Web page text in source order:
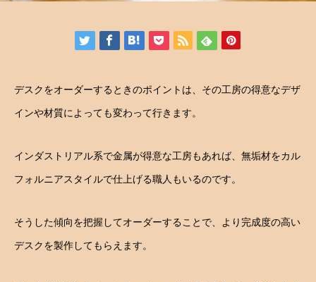
デスクをオーダーするときのポイントは、その工房の得意なデザ
インや材質によっても変わって行きます。
インダストリアル系で金属が得意な工房もあれば、無垢材をカル
フォルニアスタイルで仕上げる職人もいるのです。
そうした傾向を把握してオーダーすることで、より完成度の高い
デスクを製作してもらえます。